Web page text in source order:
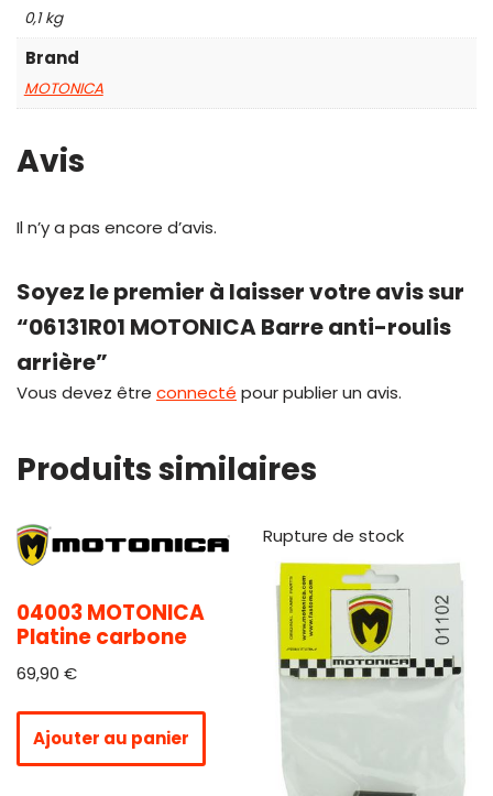
0,1 kg
Brand
MOTONICA
Avis
Il n’y a pas encore d’avis.
Soyez le premier à laisser votre avis sur
“06131R01 MOTONICA Barre anti-roulis
arrière”
Vous devez être connecté pour publier un avis.
Produits similaires
04003 MOTONICA
Platine carbone
69,90 €
Ajouter au panier
Rupture de stock